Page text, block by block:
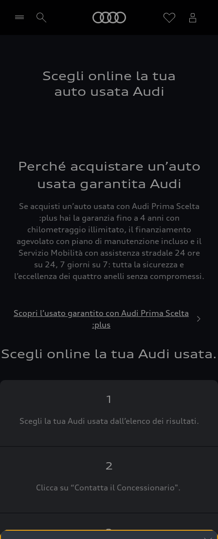
Scegli online la tua
auto usata Audi
Perché acquistare un’auto
usata garantita Audi
Se acquisti un’auto usata con Audi Prima Scelta
:plus hai la garanzia fino a 4 anni con
chilometraggio illimitato, il finanziamento
agevolato con piano di manutenzione incluso e il
Servizio Mobilità con assistenza stradale 24 ore
su 24, 7 giorni su 7: tutta la sicurezza e
l’eccellenza dei quattro anelli senza compromessi.
Scopri l’usato garantito con Audi Prima Scelta
:plus
Scegli online la tua Audi usata.
1
Scegli la tua Audi usata dall’elenco dei risultati.
2
Clicca su “Contatta il Concessionario".
3